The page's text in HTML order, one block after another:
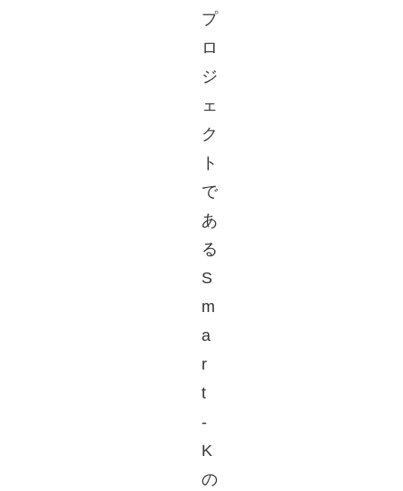
プ
ロ
ジ
ェ
ク
ト
で
あ
る
S
m
a
r
t
-
K
の